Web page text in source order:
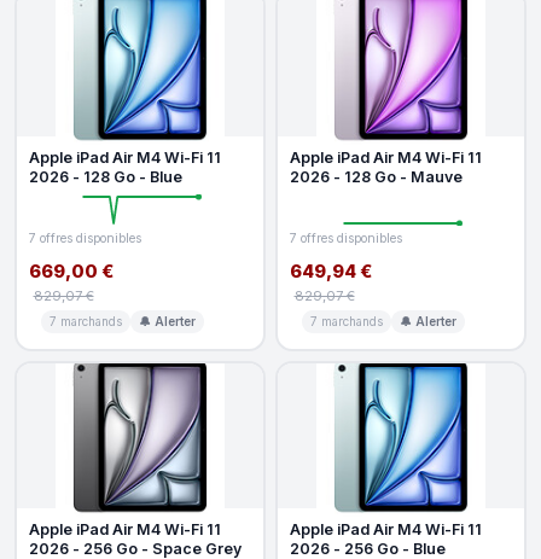
Apple iPad Air M4 Wi-Fi 11
2026 - 128 Go - Blue
7 offres disponibles
669,00 €
829,07 €
7 marchands 🔔 Alerter
Apple iPad Air M4 Wi-Fi 11
2026 - 128 Go - Mauve
7 offres disponibles
649,94 €
829,07 €
7 marchands 🔔 Alerter
Apple iPad Air M4 Wi-Fi 11
2026 - 256 Go - Space Grey
Apple iPad Air M4 Wi-Fi 11
2026 - 256 Go - Blue